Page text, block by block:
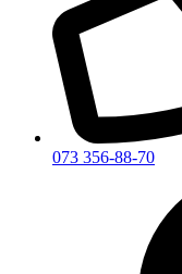
073 356-88-70